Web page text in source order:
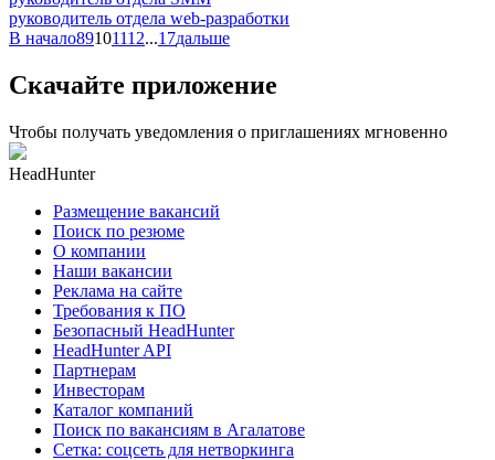
руководитель отдела web-разработки
В начало89101112...17дальше
Скачайте приложение
Чтобы получать уведомления о приглашениях мгновенно
HeadHunter
Размещение вакансий
Поиск по резюме
О компании
Наши вакансии
Реклама на сайте
Требования к ПО
Безопасный HeadHunter
HeadHunter API
Партнерам
Инвесторам
Каталог компаний
Поиск по вакансиям в Агалатове
Сетка: соцсеть для нетворкинга